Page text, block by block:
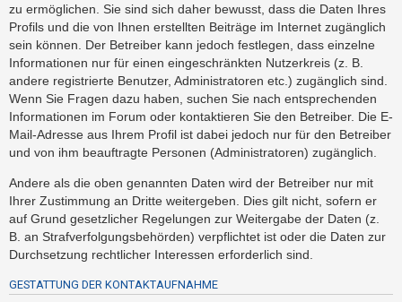
S
u
c
h
e
F
A
Q
zu ermöglichen. Sie sind sich daher bewusst, dass die Daten Ihres
Profils und die von Ihnen erstellten Beiträge im Internet zugänglich
sein können. Der Betreiber kann jedoch festlegen, dass einzelne
Informationen nur für einen eingeschränkten Nutzerkreis (z. B.
andere registrierte Benutzer, Administratoren etc.) zugänglich sind.
Wenn Sie Fragen dazu haben, suchen Sie nach entsprechenden
Informationen im Forum oder kontaktieren Sie den Betreiber. Die E-
Mail-Adresse aus Ihrem Profil ist dabei jedoch nur für den Betreiber
und von ihm beauftragte Personen (Administratoren) zugänglich.
Andere als die oben genannten Daten wird der Betreiber nur mit
Ihrer Zustimmung an Dritte weitergeben. Dies gilt nicht, sofern er
auf Grund gesetzlicher Regelungen zur Weitergabe der Daten (z.
B. an Strafverfolgungsbehörden) verpflichtet ist oder die Daten zur
Durchsetzung rechtlicher Interessen erforderlich sind.
GESTATTUNG DER KONTAKTAUFNAHME